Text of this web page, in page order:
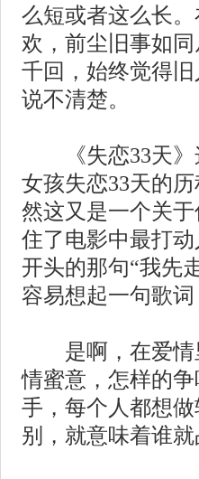
么短或者这么长
欢，前尘旧事如
千回，始终觉得
说不清楚。
《失恋33天》
女孩失恋33天的
然这又是一个关
住了电影中最打
开头的那句“我先
容易想起一句歌
是啊，在爱情
情蜜意，怎样的
手，每个人都想
别，就意味着谁